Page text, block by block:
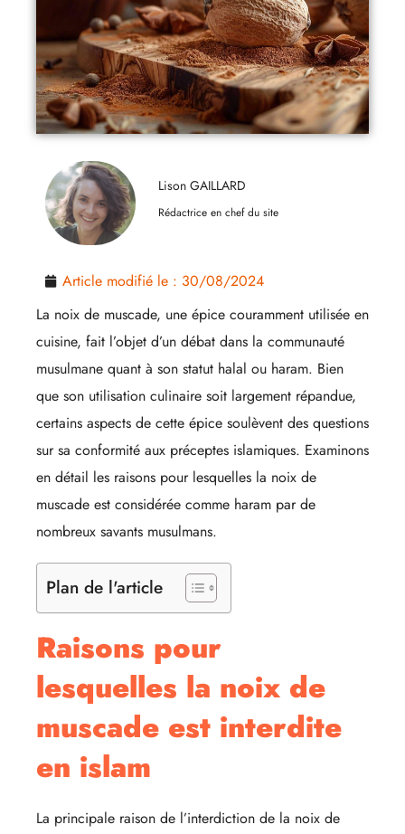
Lison GAILLARD
Rédactrice en chef du site
Article modifié le : 30/08/2024
La noix de muscade, une épice couramment utilisée en
cuisine, fait l’objet d’un débat dans la communauté
musulmane quant à son statut halal ou haram. Bien
que son utilisation culinaire soit largement répandue,
certains aspects de cette épice soulèvent des questions
sur sa conformité aux préceptes islamiques. Examinons
en détail les raisons pour lesquelles la noix de
muscade est considérée comme haram par de
nombreux savants musulmans.
Plan de l'article
Raisons pour
lesquelles la noix de
muscade est interdite
en islam
La principale raison de l’interdiction de la noix de